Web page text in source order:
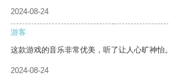
2024-08-24
游客
这款游戏的音乐非常优美，听了让人心旷神怡。
2024-08-24